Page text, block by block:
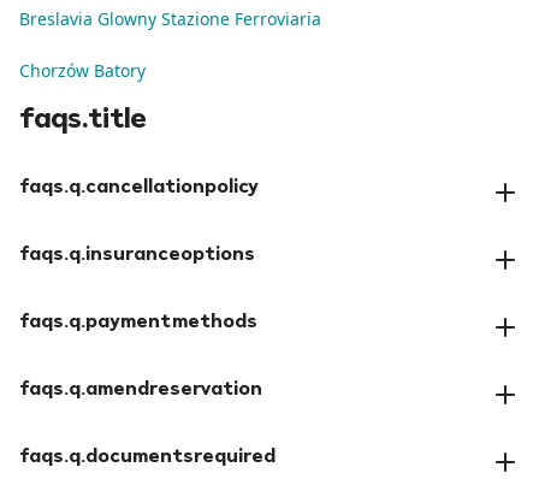
Breslavia Glowny Stazione Ferroviaria
Chorzów Batory
faqs.title
faqs.q.cancellationpolicy
faqs.q.insuranceoptions
faqs.q.paymentmethods
faqs.q.amendreservation
faqs.q.documentsrequired